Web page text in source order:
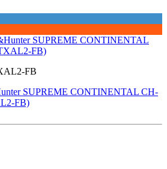
FB
SUPREME CONTINENTAL CH-
FB)